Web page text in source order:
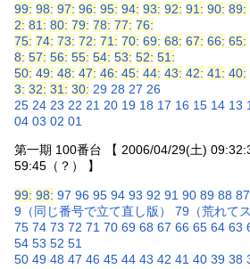
99: 98: 97: 96: 95: 94: 93: 92: 91: 90: 89:
2: 81: 80: 79: 78: 77: 76:
75: 74: 73: 72: 71: 70: 69: 68: 67: 66: 65:
8: 57: 56: 55: 54: 53: 52: 51:
50: 49: 48: 47: 46: 45: 44: 43: 42: 41: 40:
3: 32: 31: 30: 29 28 27 26
25 24 23 22 21 20 19 18 17 16 15 14 13
04 03 02 01
第一期 100番台 【 2006/04/29(土)
59:45（？） 】
99: 98: 97 96 95 94 93 92 91 90 89 88 87
9（同じ番号で立て直し版）
79（荒れて
75 74 73 72 71 70 69 68 67 66 65 64 63
54 53 52 51
50 49 48 47 46 45 44 43 42 41 40 39 38